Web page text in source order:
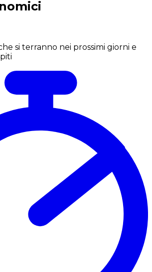
si terranno nei prossimi giorni e